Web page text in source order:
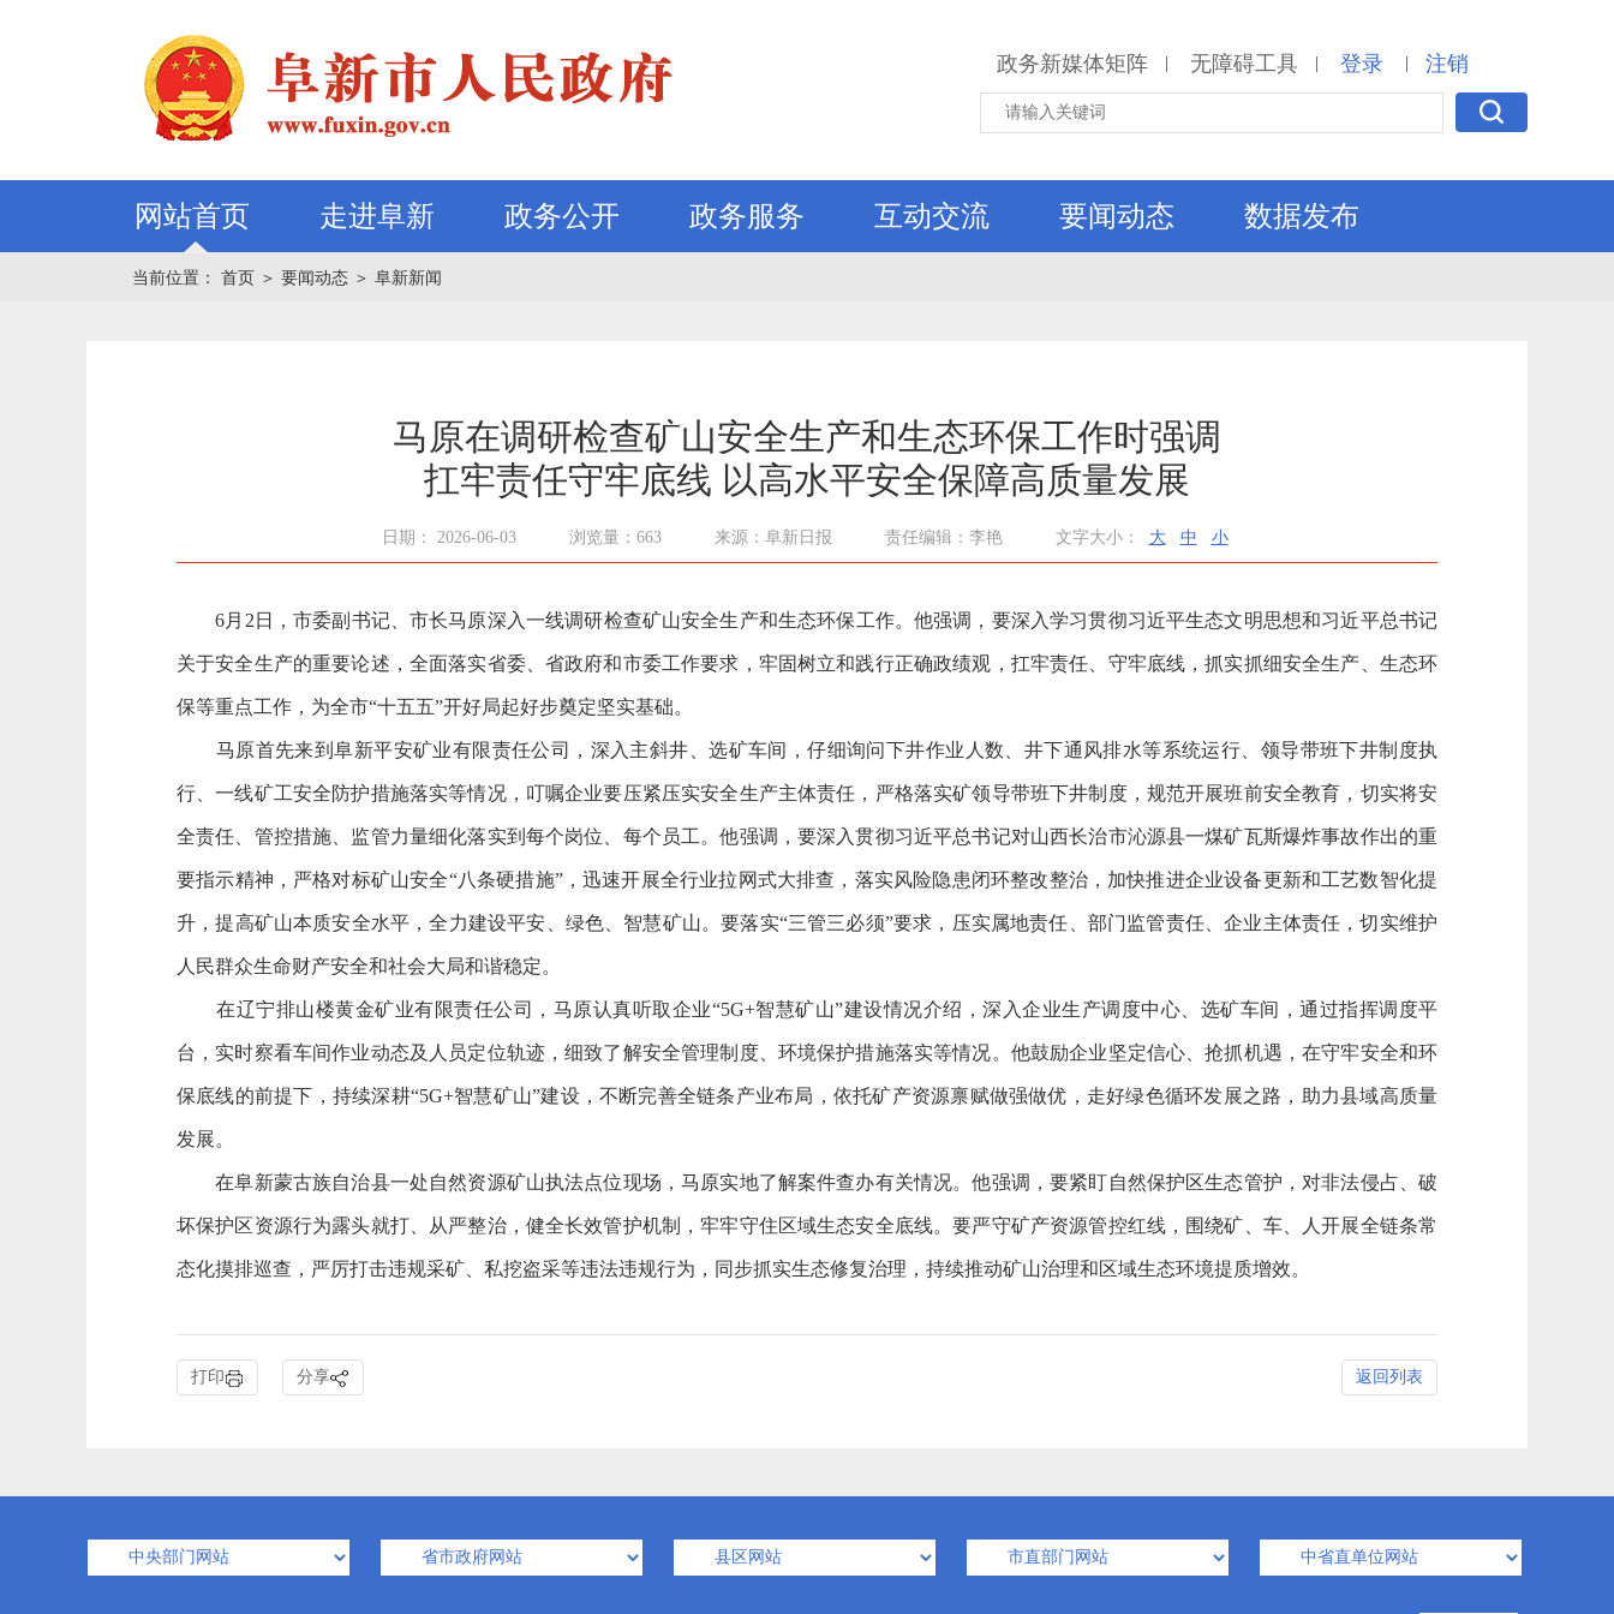
政务新媒体矩阵 | 无障碍工具 | 登录 | 注销
网站首页 走进阜新 政务公开 政务服务 互动交流 要闻动态 数据发布
当前位置： 首页 ＞ 要闻动态 ＞ 阜新新闻
马原在调研检查矿山安全生产和生态环保工作时强调
扛牢责任守牢底线 以高水平安全保障高质量发展
日期： 2026-06-03 浏览量：663 来源：阜新日报 责任编辑：李艳 文字大小： 大 中 小
6月2日，市委副书记、市长马原深入一线调研检查矿山安全生产和生态环保工作。他强调，要深入学习贯彻习近平生态文明思想和习近平总书记
关于安全生产的重要论述，全面落实省委、省政府和市委工作要求，牢固树立和践行正确政绩观，扛牢责任、守牢底线，抓实抓细安全生产、生态环
保等重点工作，为全市“十五五”开好局起好步奠定坚实基础。
马原首先来到阜新平安矿业有限责任公司，深入主斜井、选矿车间，仔细询问下井作业人数、井下通风排水等系统运行、领导带班下井制度执
行、一线矿工安全防护措施落实等情况，叮嘱企业要压紧压实安全生产主体责任，严格落实矿领导带班下井制度，规范开展班前安全教育，切实将安
全责任、管控措施、监管力量细化落实到每个岗位、每个员工。他强调，要深入贯彻习近平总书记对山西长治市沁源县一煤矿瓦斯爆炸事故作出的重
要指示精神，严格对标矿山安全“八条硬措施”，迅速开展全行业拉网式大排查，落实风险隐患闭环整改整治，加快推进企业设备更新和工艺数智化提
升，提高矿山本质安全水平，全力建设平安、绿色、智慧矿山。要落实“三管三必须”要求，压实属地责任、部门监管责任、企业主体责任，切实维护
人民群众生命财产安全和社会大局和谐稳定。
在辽宁排山楼黄金矿业有限责任公司，马原认真听取企业“5G+智慧矿山”建设情况介绍，深入企业生产调度中心、选矿车间，通过指挥调度平
台，实时察看车间作业动态及人员定位轨迹，细致了解安全管理制度、环境保护措施落实等情况。他鼓励企业坚定信心、抢抓机遇，在守牢安全和环
保底线的前提下，持续深耕“5G+智慧矿山”建设，不断完善全链条产业布局，依托矿产资源禀赋做强做优，走好绿色循环发展之路，助力县域高质量
发展。
在阜新蒙古族自治县一处自然资源矿山执法点位现场，马原实地了解案件查办有关情况。他强调，要紧盯自然保护区生态管护，对非法侵占、破
坏保护区资源行为露头就打、从严整治，健全长效管护机制，牢牢守住区域生态安全底线。要严守矿产资源管控红线，围绕矿、车、人开展全链条常
态化摸排巡查，严厉打击违规采矿、私挖盗采等违法违规行为，同步抓实生态修复治理，持续推动矿山治理和区域生态环境提质增效。
打印 分享 返回列表